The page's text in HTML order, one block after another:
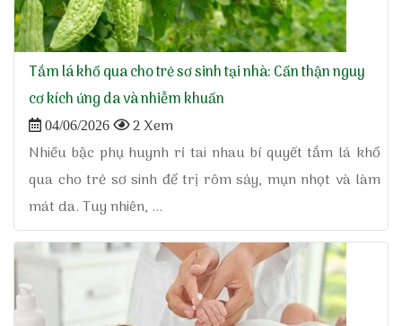
Tắm lá khổ qua cho trẻ sơ sinh tại nhà: Cẩn thận nguy
cơ kích ứng da và nhiễm khuẩn
04/06/2026
2 Xem
Nhiều bậc phụ huynh rỉ tai nhau bí quyết tắm lá khổ
qua cho trẻ sơ sinh để trị rôm sảy, mụn nhọt và làm
mát da. Tuy nhiên, ...